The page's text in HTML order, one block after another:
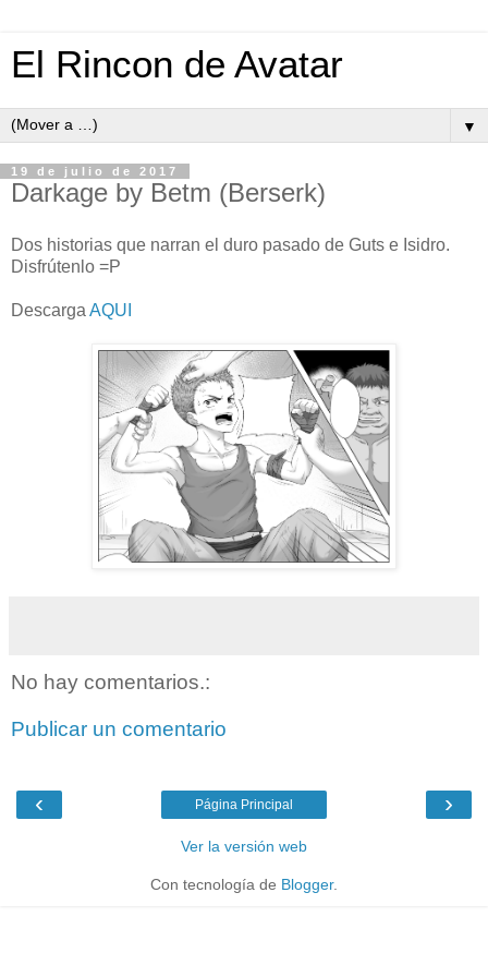
El Rincon de Avatar
▼
19 de julio de 2017
Darkage by Betm (Berserk)
Dos historias que narran el duro pasado de Guts e Isidro.
Disfrútenlo =P
Descarga AQUI
No hay comentarios.:
Publicar un comentario
‹ ›
Página Principal
Ver la versión web
Con tecnología de Blogger.